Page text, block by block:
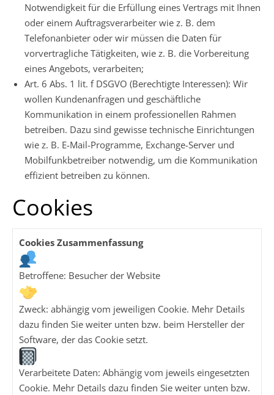
Notwendigkeit für die Erfüllung eines Vertrags mit Ihnen
oder einem Auftragsverarbeiter wie z. B. dem
Telefonanbieter oder wir müssen die Daten für
vorvertragliche Tätigkeiten, wie z. B. die Vorbereitung
eines Angebots, verarbeiten;
Art. 6 Abs. 1 lit. f DSGVO (Berechtigte Interessen): Wir
wollen Kundenanfragen und geschäftliche
Kommunikation in einem professionellen Rahmen
betreiben. Dazu sind gewisse technische Einrichtungen
wie z. B. E-Mail-Programme, Exchange-Server und
Mobilfunkbetreiber notwendig, um die Kommunikation
effizient betreiben zu können.
Cookies
Cookies Zusammenfassung
Betroffene: Besucher der Website
Zweck: abhängig vom jeweiligen Cookie. Mehr Details
dazu finden Sie weiter unten bzw. beim Hersteller der
Software, der das Cookie setzt.
Verarbeitete Daten: Abhängig vom jeweils eingesetzten
Cookie. Mehr Details dazu finden Sie weiter unten bzw.